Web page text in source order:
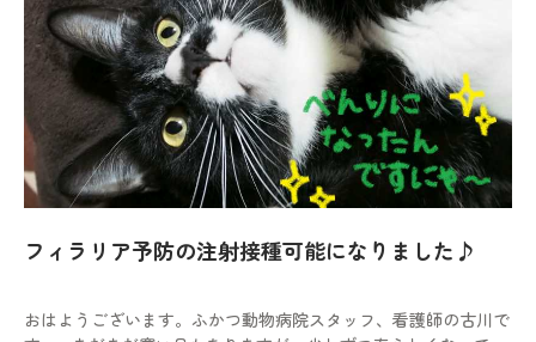
糸島市･福岡市西区で
動物病院をお探しの際は
お気軽にお問い合わせ
ください。
9:00-12:00/15:00-19:00｜木曜休診
フィラリア予防の注射接種可能になりました♪
おはようございます。ふかつ動物病院スタッフ、看護師の古川で